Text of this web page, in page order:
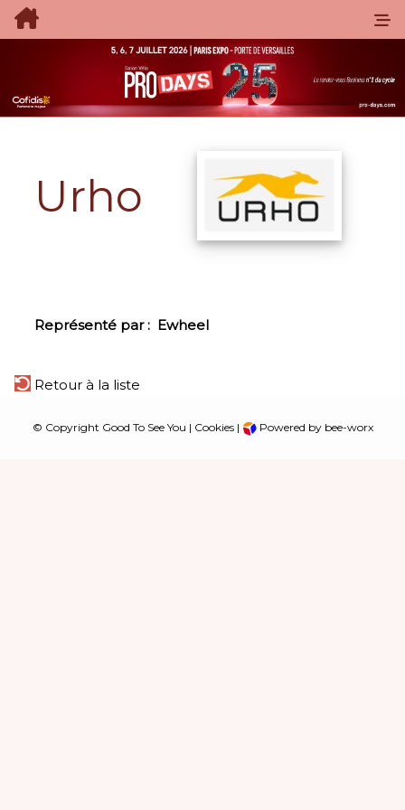
Urho
Représenté par : Ewheel
Retour à la liste
© Copyright Good To See You | Cookies| Powered by bee-worx